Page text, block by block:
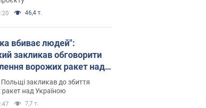
46,4 т.
вбиває людей":
закликав обговорити
ворожих ракет над
закликав до збиття
ракет над Україною
7,7 т.